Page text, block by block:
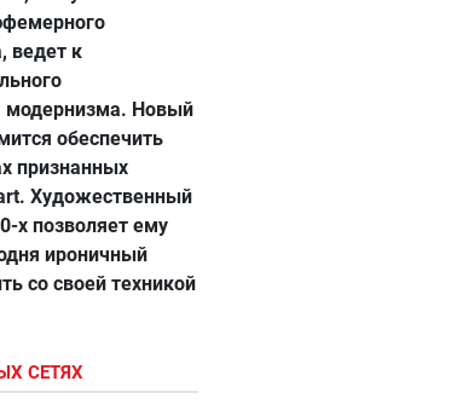
ведет к
модернизма. Новый
обеспечить
признанных
Художественный
х позволяет ему
ироничный
со своей техникой
СЕТЯХ